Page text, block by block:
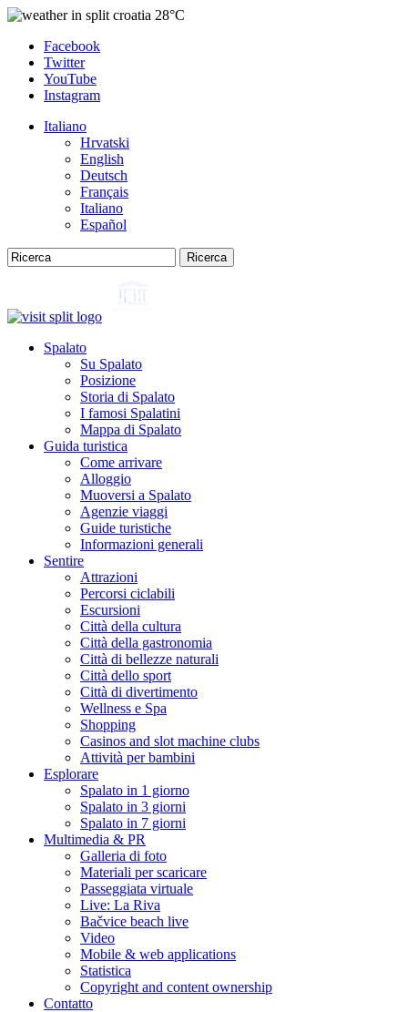
28°C
Facebook
Twitter
YouTube
Instagram
Italiano
Hrvatski
English
Deutsch
Français
Italiano
Español
Ricerca
Spalato
Su Spalato
Posizione
Storia di Spalato
I famosi Spalatini
Mappa di Spalato
Guida turistica
Come arrivare
Alloggio
Muoversi a Spalato
Agenzie viaggi
Guide turistiche
Informazioni generali
Sentire
Attrazioni
Percorsi ciclabili
Escursioni
Città della cultura
Città della gastronomia
Città di bellezze naturali
Città dello sport
Città di divertimento
Wellness e Spa
Shopping
Casinos and slot machine clubs
Attività per bambini
Esplorare
Spalato in 1 giorno
Spalato in 3 giorni
Spalato in 7 giorni
Multimedia & PR
Galleria di foto
Materiali per scaricare
Passeggiata virtuale
Live: La Riva
Bačvice beach live
Video
Mobile & web applications
Statistica
Copyright and content ownership
Contatto